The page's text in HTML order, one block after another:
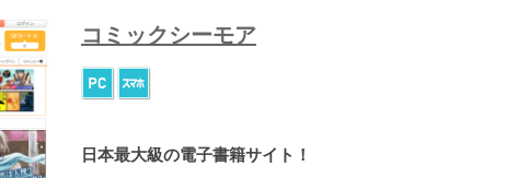
コミックシーモア
日本最大級の電子書籍サイト！